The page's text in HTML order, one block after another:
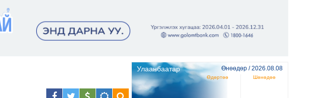
Улаанбаатар Өнөөдөр / 2026.08.08
Өдөртөө Шөнөдөө